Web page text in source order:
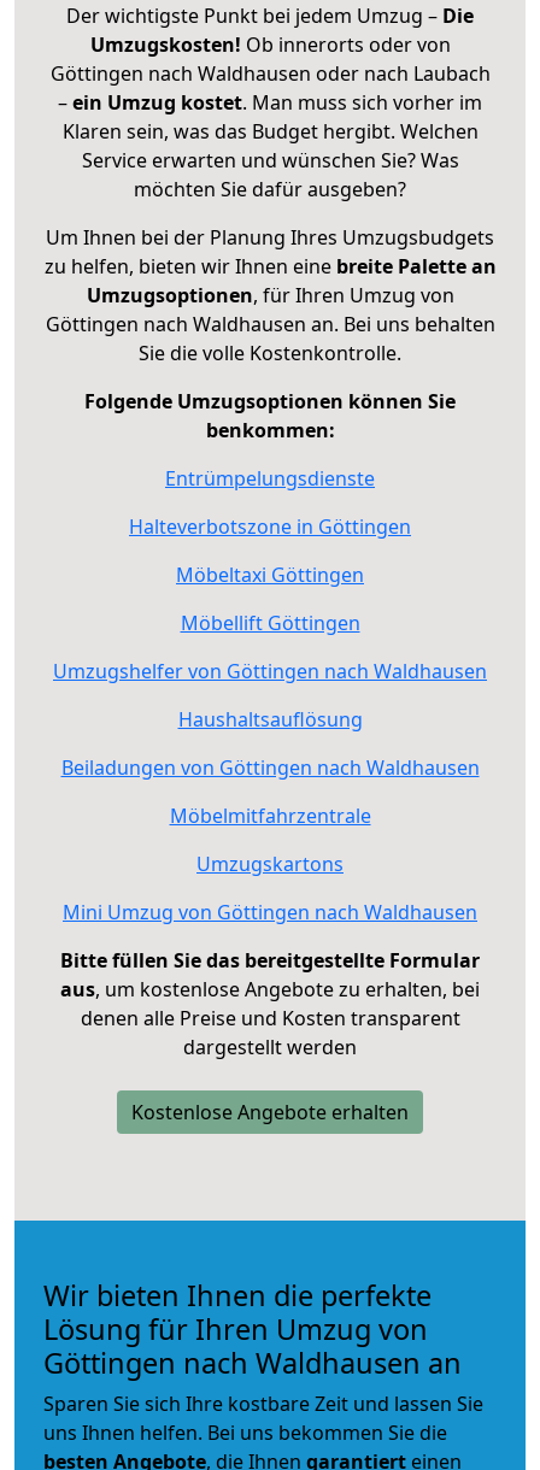
Der wichtigste Punkt bei jedem Umzug – Die
Umzugskosten! Ob innerorts oder von
Göttingen nach Waldhausen oder nach Laubach
–ein Umzug kostet. Man muss sich vorher im
Klaren sein, was das Budget hergibt. Welchen
Service erwarten und wünschen Sie? Was
möchten Sie dafür ausgeben?
Um Ihnen bei der Planung Ihres Umzugsbudgets
zu helfen, bieten wir Ihnen eine breite Palette an
Umzugsoptionen, für Ihren Umzug von
Göttingen nach Waldhausen an. Bei uns behalten
Sie die volle Kostenkontrolle.
Folgende Umzugsoptionen können Sie
benkommen:
Entrümpelungsdienste
Halteverbotszone in Göttingen
Möbeltaxi Göttingen
Möbellift Göttingen
Umzugshelfer von Göttingen nach Waldhausen
Haushaltsauflösung
Beiladungen von Göttingen nach Waldhausen
Möbelmitfahrzentrale
Umzugskartons
Mini Umzug von Göttingen nach Waldhausen
Bitte füllen Sie das bereitgestellte Formular
aus, um kostenlose Angebote zu erhalten, bei
denen alle Preise und Kosten transparent
dargestellt werden
Kostenlose Angebote erhalten
Wir bieten Ihnen die perfekte
Lösung für Ihren Umzug von
Göttingen nach Waldhausen an
Sparen Sie sich Ihre kostbare Zeit und lassen Sie
uns Ihnen helfen. Bei uns bekommen Sie die
besten Angebote, die Ihnen garantiert einen